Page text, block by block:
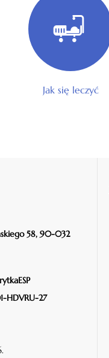
Jak się leczyć
58, 90-032
HDVRU-27